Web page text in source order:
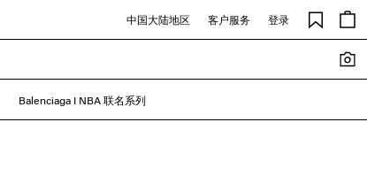
中国大陆地区 客户服务 登录
Balenciaga I NBA 联名系列